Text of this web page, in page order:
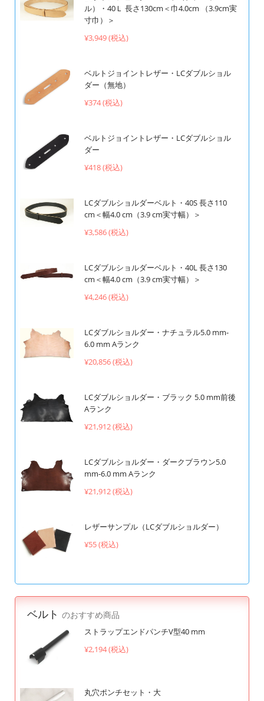
ル）・40Ｌ 長さ130cm＜巾4.0cm （3.9cm実
寸巾）＞
¥3,949 (税込)
ベルトジョイントレザー・LCダブルショル
ダー（無地）
¥374 (税込)
ベルトジョイントレザー・LCダブルショル
ダー
¥418 (税込)
LCダブルショルダーベルト・40S 長さ110
cm＜幅4.0 cm（3.9 cm実寸幅）＞
¥3,586 (税込)
LCダブルショルダーベルト・40L 長さ130
cm＜幅4.0 cm（3.9 cm実寸幅）＞
¥4,246 (税込)
LCダブルショルダー・ナチュラル5.0 mm-
6.0 mm Aランク
¥20,856 (税込)
LCダブルショルダー・ブラック 5.0 mm前後
Aランク
¥21,912 (税込)
LCダブルショルダー・ダークブラウン5.0
mm-6.0 mm Aランク
¥21,912 (税込)
レザーサンプル（LCダブルショルダー）
¥55 (税込)
ベルト のおすすめ商品
ストラップエンドパンチV型40 mm
¥2,194 (税込)
丸穴ポンチセット・大